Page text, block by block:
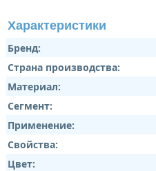
Характеристики
Бренд:
Страна производства:
Материал:
Сегмент:
Применение:
Свойства:
Цвет: